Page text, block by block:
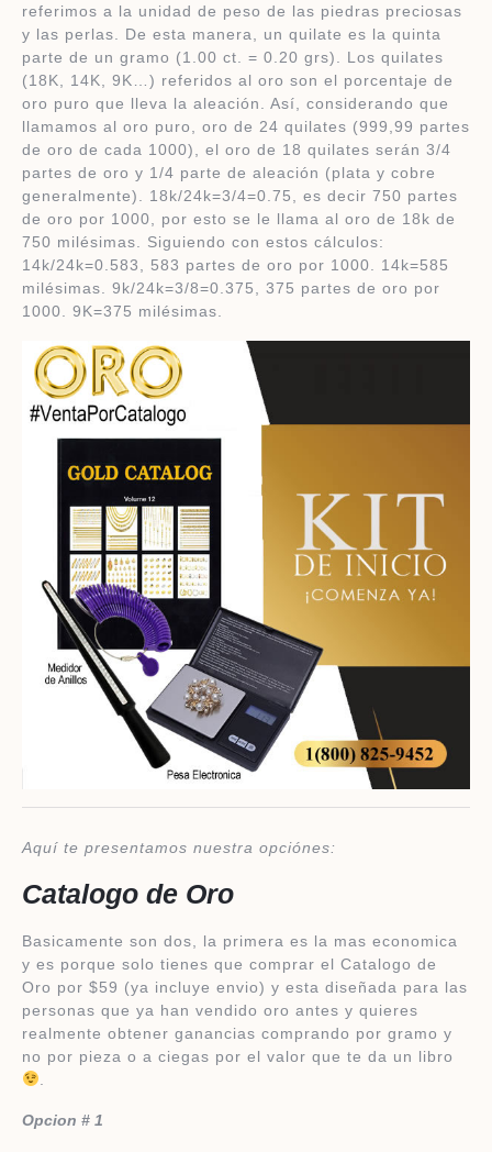
referimos a la unidad de peso de las piedras preciosas
y las perlas. De esta manera, un quilate es la quinta
parte de un gramo (1.00 ct. = 0.20 grs). Los quilates
(18K, 14K, 9K…) referidos al oro son el porcentaje de
oro puro que lleva la aleación. Así, considerando que
llamamos al oro puro, oro de 24 quilates (999,99 partes
de oro de cada 1000), el oro de 18 quilates serán 3/4
partes de oro y 1/4 parte de aleación (plata y cobre
generalmente). 18k/24k=3/4=0.75, es decir 750 partes
de oro por 1000, por esto se le llama al oro de 18k de
750 milésimas. Siguiendo con estos cálculos:
14k/24k=0.583, 583 partes de oro por 1000. 14k=585
milésimas. 9k/24k=3/8=0.375, 375 partes de oro por
1000. 9K=375 milésimas.
Aquí te presentamos nuestra opciónes:
​Catalogo de Oro
Basicamente son dos, la primera es la mas economica
y es porque solo tienes que comprar el Catalogo de
Oro por $59 (ya incluye envio) y esta diseñada para las
personas que ya han vendido oro antes y quieres
realmente obtener ganancias comprando por gramo y
no por pieza o a ciegas por el valor que te da un libro
Opcion # 1